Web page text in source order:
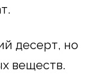
десерт, но
веществ.